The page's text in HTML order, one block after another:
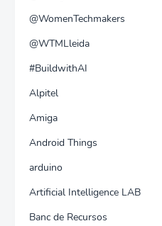
@WomenTechmakers
@WTMLleida
#BuildwithAI
Alpitel
Amiga
Android Things
arduino
Artificial Intelligence LAB
Banc de Recursos